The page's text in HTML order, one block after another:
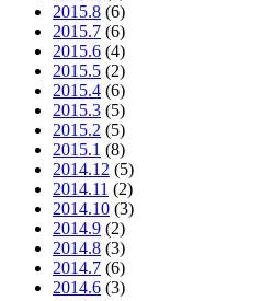
2015.8 (6)
2015.7 (6)
2015.6 (4)
2015.5 (2)
2015.4 (6)
2015.3 (5)
2015.2 (5)
2015.1 (8)
2014.12 (5)
2014.11 (2)
2014.10 (3)
2014.9 (2)
2014.8 (3)
2014.7 (6)
2014.6 (3)